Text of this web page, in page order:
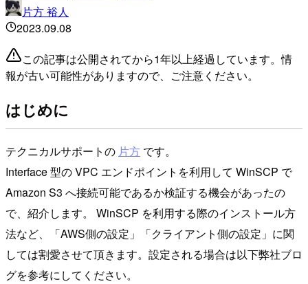
片方 裕人
2023.09.08
この記事は公開されてから1年以上経過しています。情
報が古い可能性がありますので、ご注意ください。
はじめに
テクニカルサポートの 片方 です。
Interface 型の VPC エンドポイントを利用して WinSCP で
Amazon S3 へ接続可能であるか検証する機会があったの
で、紹介します。 WinSCP を利用する際のインストール方
法など、「AWS側の設定」「クライアント側の設定」に関
しては割愛させて頂きます。設定される場合は以下弊社ブロ
グを参考にしてください。